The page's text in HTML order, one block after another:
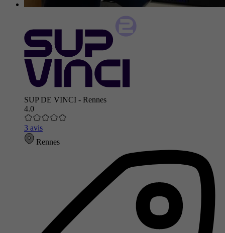
SUP DE VINCI - Rennes
4.0
3 avis
Rennes